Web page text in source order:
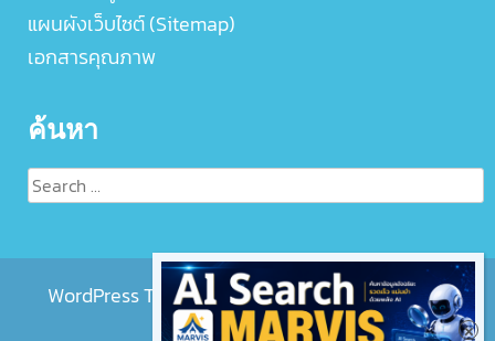
แผนผังเว็บไซต์ (Sitemap)
เอกสารคุณภาพ
ค้นหา
Search
for:
WordPress Theme :EightMedi Liteby 8Degree
Themes